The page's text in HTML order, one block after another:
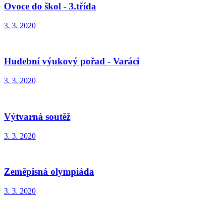
Ovoce do škol - 3.třída
3. 3. 2020
Hudební výukový pořad - Varáci
3. 3. 2020
Výtvarná soutěž
3. 3. 2020
Zeměpisná olympiáda
3. 3. 2020